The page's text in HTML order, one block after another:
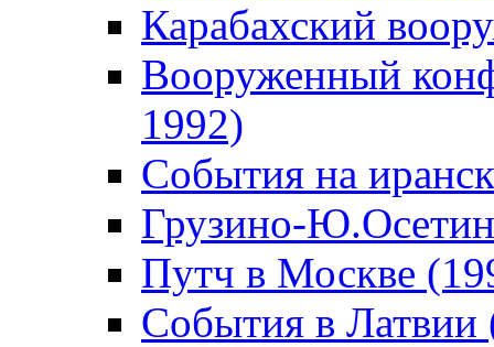
Карабахский
Вооруженный
1992)
События на
Грузино-
Путч в Москве
События в Латвии